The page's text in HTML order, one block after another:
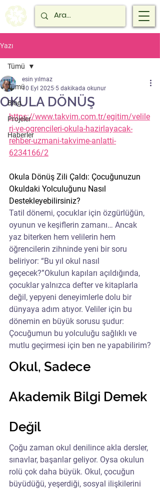
Yazı
Tümü
Blog
Projeler
Haberler
Tümü
OKULA DÖNÜŞ
esin yılmaz
10 Eyl 2025 5 dakikada okunur
https://www.takvim.com.tr/egitim/velile
ri-ve-ogrencileri-okula-hazirlayacak-
rehber-uzmani-takvime-anlatti-
6234166/2
Okula Dönüş Zili Çaldı: Çocuğunuzun
Okuldaki Yolculuğunu Nasıl
Destekleyebilirsiniz?
Tatil dönemi, çocuklar için özgürlüğün,
oyunun ve keşiflerin zamanı… Ancak
yaz biterken hem velilerin hem
öğrencilerin zihninde yeni bir soru
beliriyor: “Bu yıl okul nasıl
geçecek?”Okulun kapıları açıldığında,
çocuklar yalnızca defter ve kitaplarla
değil, yepyeni deneyimlerle dolu bir
dünyaya adım atıyor. Veliler için bu
dönemin en büyük sorusu şudur:
Çocuğumun bu yolculuğu sağlıklı ve
mutlu geçirmesi için ben ne yapabilirim?
Okul, Sadece
Akademik Bilgi Demek
Değil
Çoğu zaman okul denilince akla dersler,
sınavlar, başarılar geliyor. Oysa okulun
rolü çok daha büyük. Okul, çocuğun
büyüdüğü, yeşerdiği, sosyal ilişkilerini